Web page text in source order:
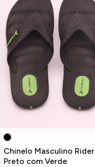
Chinelo Masculino Rider
Preto com Verde